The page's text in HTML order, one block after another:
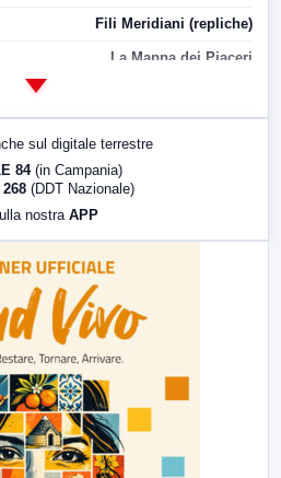
Fili Meridiani (repliche)
La Mappa dei Piaceri
sul digitale terrestre
84 (in Campania)
(DDT Nazionale)
nostra APP